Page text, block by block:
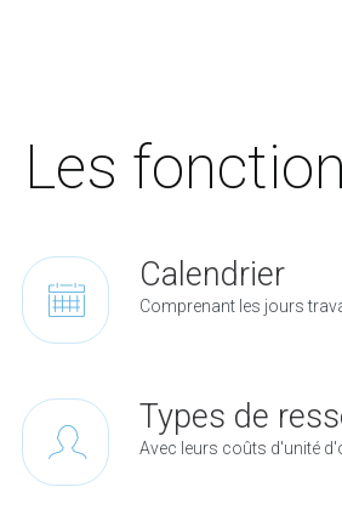
Les
Calendrier
Comprenant les jours
Types de
Avec leurs coûts d'unité